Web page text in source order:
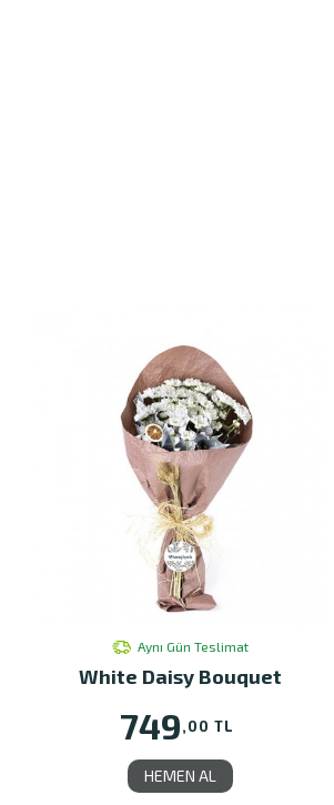
Aynı Gün Teslimat
White Daisy Bouquet
749,00 TL
HEMEN AL